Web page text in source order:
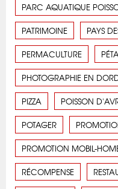
PARC AQUATIQUE
PATRIMOINE PAYS
PERMACULTURE
PHOTOGRAPHIE EN
PIZZA POISSON
POTAGER
PROMOTION MOBIL-
RÉCOMPENSE